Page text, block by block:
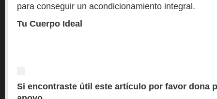
para conseguir un acondicionamiento integral.
Tu Cuerpo Ideal
Si encontraste útil este artículo por favor dona